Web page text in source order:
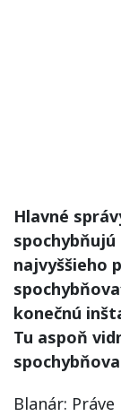
Hlavné
najvyššieho
konečnú
Tu aspoň
Blanár: